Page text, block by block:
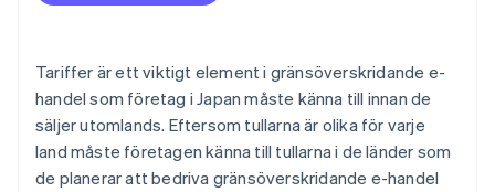
Se även upp för mervärdesskatt (moms)
Tariffer är ett viktigt element i gränsöverskridande e-
handel som företag i Japan måste känna till innan de
säljer utomlands. Eftersom tullarna är olika för varje
land måste företagen känna till tullarna i de länder som
de planerar att bedriva gränsöverskridande e-handel